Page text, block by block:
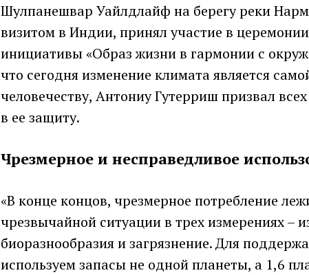
Шулпанешвар Уайлдлайф на берегу реки
визитом в Индии, принял участие в
инициативы «Образ жизни в гармонии с
что сегодня изменение климата является
человечеству, Антониу Гутерриш призвал
в ее защиту.
Чрезмерное и несправедливое
«В конце концов, чрезмерное потребление
чрезвычайной ситуации в трех измерениях –
биоразнообразия и загрязнение. Для
используем запасы не одной планеты, а 1,6